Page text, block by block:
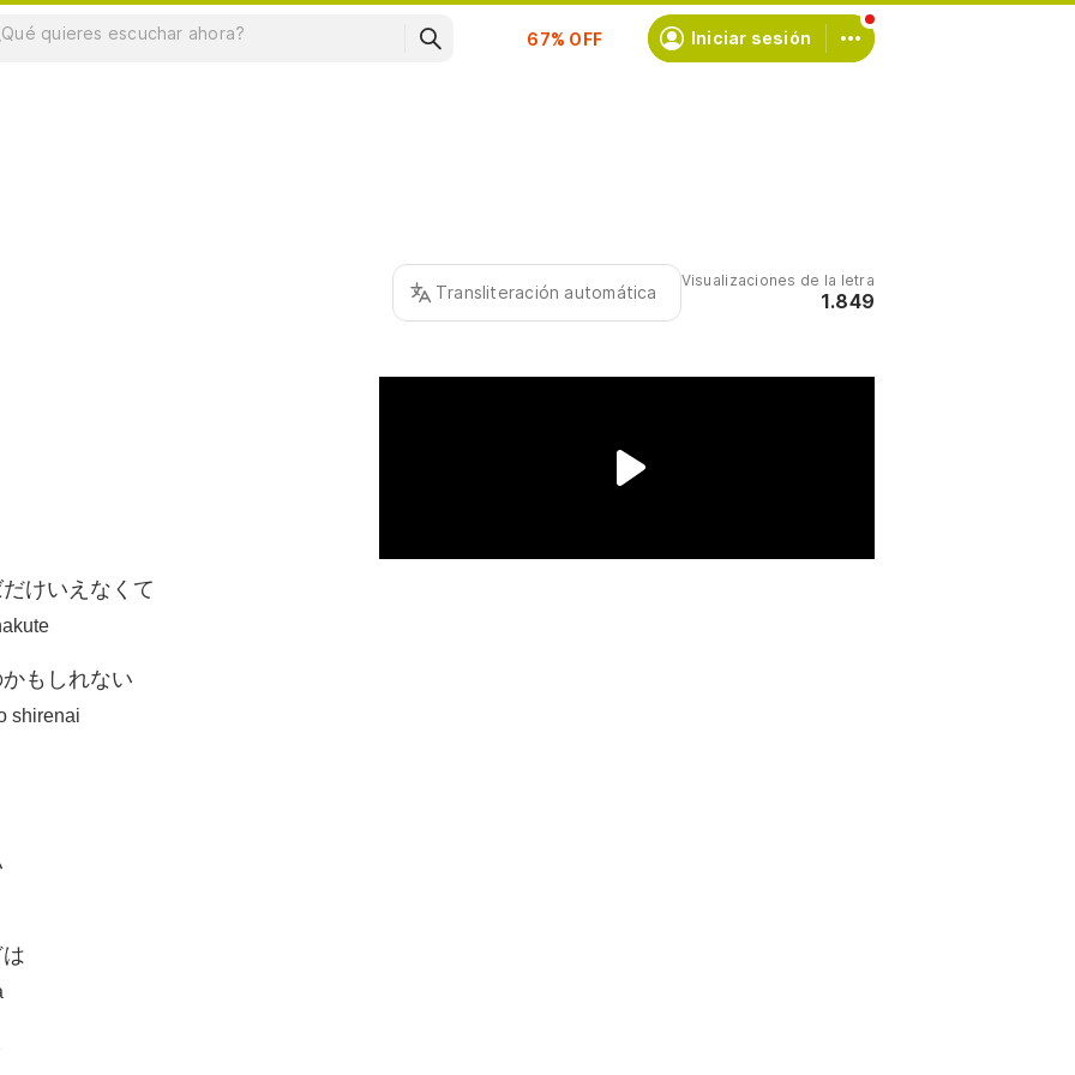
Suscríbete Iniciar sesión
Transliteración automática
Visualizaciones de la letra
1.849
けいえなくて
もしれない
shirenai